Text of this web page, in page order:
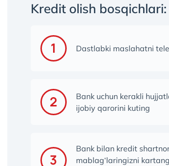
Kredit olish bosqichlari:
Dastlabki maslahatni
Bank uchun kerakli
ijobiy qarorini kuting
Bank bilan kredit
mablag‘laringizni